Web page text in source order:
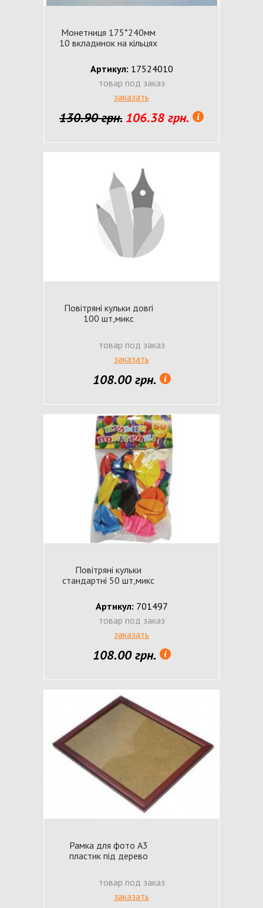
Монетниця 175*240мм
10 вкладинок на кільцях
Артикул: 17524010
товар под заказ
заказать
130.90 грн. 106.38 грн.
Повітряні кульки довгі
100 шт,микс
товар под заказ
заказать
108.00 грн.
Повітряні кульки
стандартні 50 шт,микс
Артикул: 701497
товар под заказ
заказать
108.00 грн.
Рамка для фото А3
пластик під дерево
товар под заказ
заказать